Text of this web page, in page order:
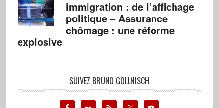
immigration : de l’affichage
politique – Assurance
chômage : une réforme
explosive
SUIVEZ BRUNO GOLLNISCH